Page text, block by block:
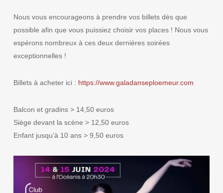
Nous vous encourageons à prendre vos billets dès que
possible afin que vous puissiez choisir vos places ! Nous vous
espérons nombreux à ces deux dernières soirées
exceptionnelles !
Billets à acheter ici : https://www.galadanseploemeur.com
Balcon et gradins > 14,50 euros
Siège devant la scène > 12,50 euros
Enfant jusqu’à 10 ans > 9,50 euros